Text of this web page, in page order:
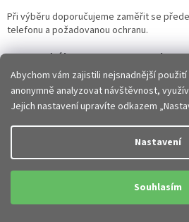
Abychom vám zajistili nejsnadnější
anonymně analyzovat návštěvnost,
Jejich nastavení upravíte odkazem
Nastavení
Souhlasím
Při výběru doporučujeme zaměřit se
telefonu a požadovanou ochranu.
Zadní kryty na Samsung Galaxy
běžné používání
Knížková pouzdra na Samsung
zadní části telefonu
Hybridní pouzdra – zesílené rohy
Silikonové obaly– pružné,
nošení
Každý typ pouzdra nabízí jiné výhody a
preferujete maximální ochranu, tenké